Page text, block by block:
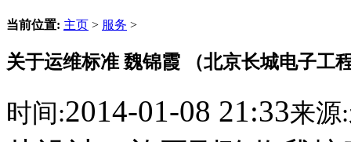
当前位置: 主页 > 服务 >
关于运维标准 魏锦霞 （北京长城电子工
时间:2014-01-08 21:33来源: